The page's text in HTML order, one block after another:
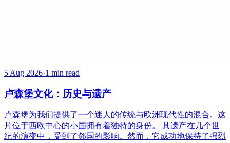
5 Aug 2026·1 min read
卢森堡文化：历史与遗产
卢森堡为我们提供了一个迷人的传统与欧洲现代性的混合。这
片位于西欧中心的小国拥有着独特的身份。 其遗产在几个世
纪的演变中，受到了邻国的影响。然而，它成功地保持了强烈